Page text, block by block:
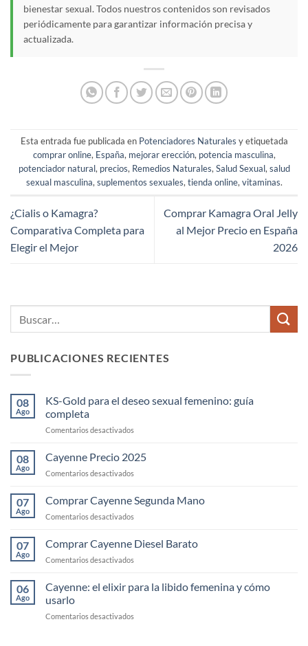
bienestar sexual. Todos nuestros contenidos son revisados
periódicamente para garantizar información precisa y
actualizada.
Esta entrada fue publicada en Potenciadores Naturales y etiquetada
comprar online, España, mejorar erección, potencia masculina,
potenciador natural, precios, Remedios Naturales, Salud Sexual, salud
sexual masculina, suplementos sexuales, tienda online, vitaminas.
¿Cialis o Kamagra?
Comparativa Completa para
Elegir el Mejor
Comprar Kamagra Oral Jelly
al Mejor Precio en España
2026
PUBLICACIONES RECIENTES
08
Ago
KS-Gold para el deseo sexual femenino: guía
completa
Comentarios desactivados
Gold
para
el
sexual
08
Ago
Cayenne Precio 2025
Comentarios desactivados
Precio
2025
07
Ago
Comprar Cayenne Segunda Mano
Comentarios desactivados
Cayenne
Segunda
Mano
07
Ago
Comprar Cayenne Diesel Barato
Comentarios desactivados
Cayenne
Diesel
06
Ago
Cayenne: el elixir para la libido femenina y cómo
usarlo
Comentarios desactivados